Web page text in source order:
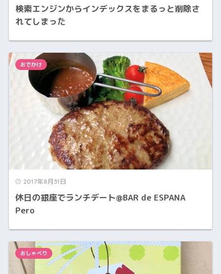
検索エンジンからインデックスをまるっと削除さ
れてしまった
2017年8月31日
休日の銀座でランチデート@BAR de ESPANA
Pero
おでかけ
おしゃべり